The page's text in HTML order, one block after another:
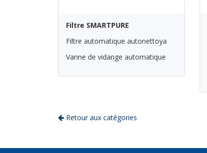
Filtre SMARTPURE
Filtre automatique autonettoya
Vanne de vidange automatique
Retour aux catégories